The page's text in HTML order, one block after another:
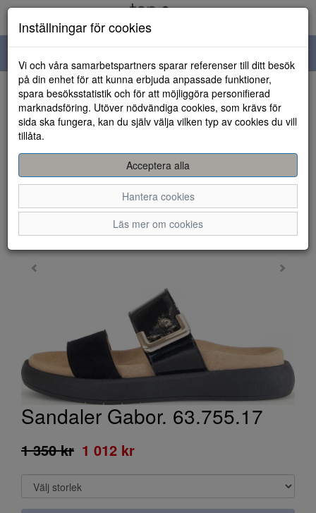
navigation
HEM
Sandaler Gabor. 63.755.17
1 350 kr 1 012 kr
Inställningar för cookies
Vi och våra samarbetspartners sparar referenser till ditt besök
på din enhet för att kunna erbjuda anpassade funktioner,
spara besöksstatistik och för att möjliggöra personifierad
marknadsföring. Utöver nödvändiga cookies, som krävs för
sida ska fungera, kan du själv välja vilken typ av cookies du vill
tillåta.
Acceptera alla
Hantera cookies
Läs mer om cookies